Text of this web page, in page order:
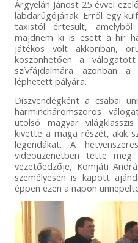
Árgyelán Jánost 25 évvel
labdarúgójának. Erről egy
taxistól értesült,
majdnem ki is esett a hír
játékos volt akkoriban,
köszönhetően a
szívfájdalmára azonban
léphetett pályára.
Díszvendégként a csabai
harmincháromszoros
utolsó magyar
kivette a maga részét, akik
legendákat. A
videoüzenetben tette meg
vezetőedzője, Komjáti
személyesen is kapott
éppen ezen a napon